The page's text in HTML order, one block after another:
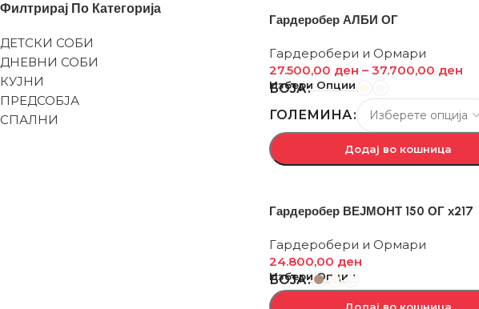
Филтрирај По Категорија
ДЕТСКИ СОБИ
ДНЕВНИ СОБИ
КУЈНИ
ПРЕДСОБЈА
СПАЛНИ
Гардеробер АЛБИ ОГ
Гардеробери и Ормари
27.500,00 ден – 37.700,00 ден
Избери Опции
БОЈА
ГОЛЕМИНА
Додај во кошница
Гардеробер ВЕЈМОНТ 150 ОГ х217
Гардеробери и Ормари
24.800,00 ден
Избери Опции
БОЈА